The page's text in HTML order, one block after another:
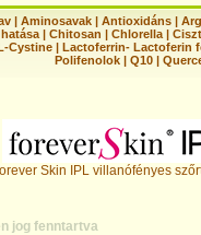
|Aminosavak |Antioxidáns |
| Chitosan | Chlorella |
Cystine | Lactoferrin- Lactoferin
Polifenolok |Q10 |
Skin IPL villanófényes
jog fenntartva